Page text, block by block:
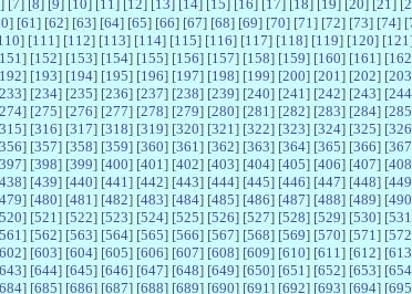
] [7] [8] [9] [10] [11 ] [12] [13] [14] [15] [16] [17] [18] [19] [20] [21 ] [
] [61 ] [62] [63] [64] [65] [66] [67] [68] [69] [70] [71 ] [72] [73] [74] [
] [111 ] [112] [113] [114] [115] [116] [117] [118] [119] [120] [121
] [152] [153] [154] [155] [156] [157] [158] [159] [160] [161 ] [162
] [193] [194] [195] [196] [197] [198] [199] [200] [201 ] [202] [203
] [234] [235] [236] [237] [238] [239] [240] [241 ] [242] [243] [244
] [275] [276] [277] [278] [279] [280] [281 ] [282] [283] [284] [285
] [316] [317] [318] [319] [320] [321 ] [322] [323] [324] [325] [326
] [357] [358] [359] [360] [361 ] [362] [363] [364] [365] [366] [367
] [398] [399] [400] [401 ] [402] [403] [404] [405] [406] [407] [408
] [439] [440] [441 ] [442] [443] [444] [445] [446] [447] [448] [449
] [480] [481 ] [482] [483] [484] [485] [486] [487] [488] [489] [490
] [521 ] [522] [523] [524] [525] [526] [527] [528] [529] [530] [531
] [562] [563] [564] [565] [566] [567] [568] [569] [570] [571 ] [572
] [603] [604] [605] [606] [607] [608] [609] [610] [611 ] [612] [613
] [644] [645] [646] [647] [648] [649] [650] [651 ] [652] [653] [654
] [685] [686] [687] [688] [689] [690] [691 ] [692] [693] [694] [695